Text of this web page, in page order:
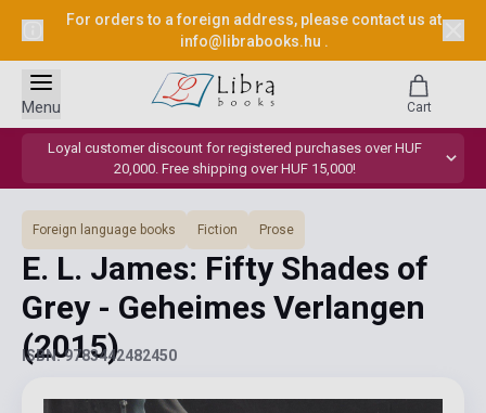
For orders to a foreign address, please contact us at
info@librabooks.hu .
Loyal customer discount for registered purchases over HUF
20,000. Free shipping over HUF 15,000!
Menu Cart
Foreign language books Fiction Prose
E. L. James: Fifty Shades of
Grey - Geheimes Verlangen
(2015)
ISBN: 9783442482450